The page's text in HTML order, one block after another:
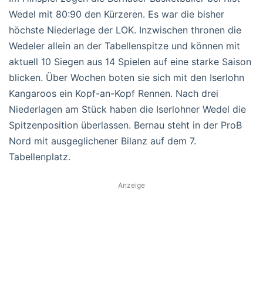
Wedel mit 80:90 den Kürzeren. Es war die bisher
höchste Niederlage der LOK. Inzwischen thronen die
Wedeler allein an der Tabellenspitze und können mit
aktuell 10 Siegen aus 14 Spielen auf eine starke Saison
blicken. Über Wochen boten sie sich mit den Iserlohn
Kangaroos ein Kopf-an-Kopf Rennen. Nach drei
Niederlagen am Stück haben die Iserlohner Wedel die
Spitzenposition überlassen. Bernau steht in der ProB
Nord mit ausgeglichener Bilanz auf dem 7.
Tabellenplatz.
Anzeige